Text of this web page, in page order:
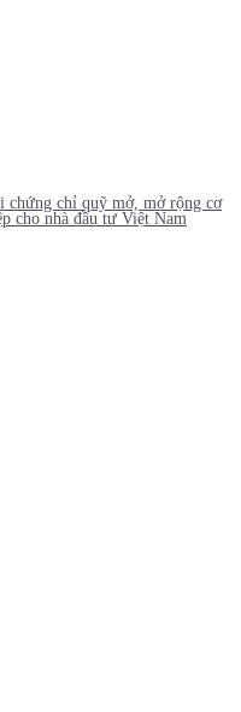
chứng chỉ quỹ mở, mở rộng cơ
cho nhà đầu tư Việt Nam